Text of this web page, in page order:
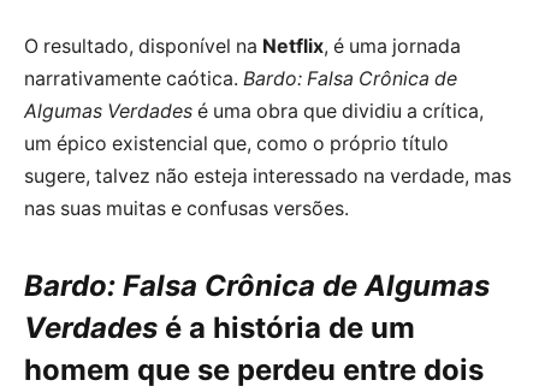
O resultado, disponível na Netflix, é uma jornada
narrativamente caótica. Bardo: Falsa Crônica de
Algumas Verdades é uma obra que dividiu a crítica,
um épico existencial que, como o próprio título
sugere, talvez não esteja interessado na verdade, mas
nas suas muitas e confusas versões.
Bardo: Falsa Crônica de Algumas
Verdades é a história de um
homem que se perdeu entre dois